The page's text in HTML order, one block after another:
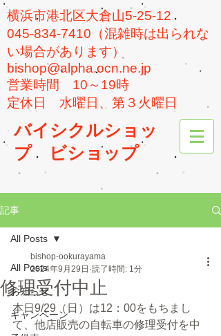
横浜市港北区大倉山5-25-12
045-834-7410（混雑時は出られな
い場合があります）
bishop@alpha.ocn.ne.jp
​営業時間 10～19時
​定休日 水曜日、第３火曜日
バイシクルショッ
プ
ビショップ
記事
All Posts
お知らせ
キャンペーン
All Posts
修理受付中止
bishop-ookurayama
2024年9月29日 読了時間: 1分
本日9/29（日）は12：00をもちまし
て、他店販売の自転車の修理受付を中